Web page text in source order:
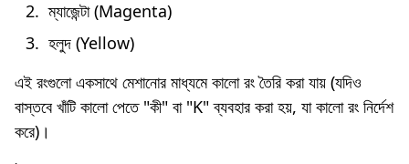
ম্যাজেন্টা (Magenta)
হলুদ (Yellow)
এই রংগুলো একসাথে মেশানোর মাধ্যমে কালো রং তৈরি করা যায় (যদিও
বাস্তবে খাঁটি কালো পেতে "কী" বা "K" ব্যবহার করা হয়, যা কালো রং নির্দেশ
করে)।